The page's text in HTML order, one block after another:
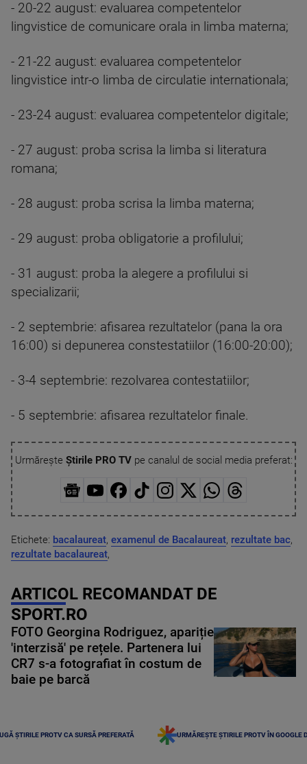
- 20-22 august: evaluarea competentelor
lingvistice de comunicare orala in limba materna;
- 21-22 august: evaluarea competentelor
lingvistice intr-o limba de circulatie internationala;
- 23-24 august: evaluarea competentelor digitale;
- 27 august: proba scrisa la limba si literatura
romana;
- 28 august: proba scrisa la limba materna;
- 29 august: proba obligatorie a profilului;
- 31 august: proba la alegere a profilului si
specializarii;
- 2 septembrie: afisarea rezultatelor (pana la ora
16:00) si depunerea constestatiilor (16:00-20:00);
- 3-4 septembrie: rezolvarea contestatiilor;
- 5 septembrie: afisarea rezultatelor finale.
Urmărește Știrile PRO TVpe canalul de social media preferat:
Etichete: bacalaureat, examenul de Bacalaureat, rezultate bac,
rezultate bacalaureat,
ARTICOL RECOMANDAT DE
SPORT.RO
FOTO Georgina Rodriguez, apariție
'interzisă' pe rețele. Partenera lui
CR7 s-a fotografiat în costum de
baie pe barcă
ȘTIRILE PROTV CA SURSĂ PREFERATĂ URMĂREȘTE ȘTIRILE PROTV ÎN GOOGLE